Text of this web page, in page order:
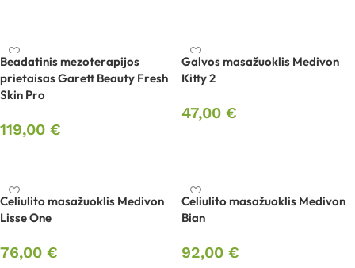
Beadatinis mezoterapijos
prietaisas Garett Beauty Fresh
Skin Pro
119,00 €
Galvos masažuoklis Medivon
Kitty 2
47,00 €
Celiulito masažuoklis Medivon
Lisse One
76,00 €
Celiulito masažuoklis Medivon
Bian
92,00 €